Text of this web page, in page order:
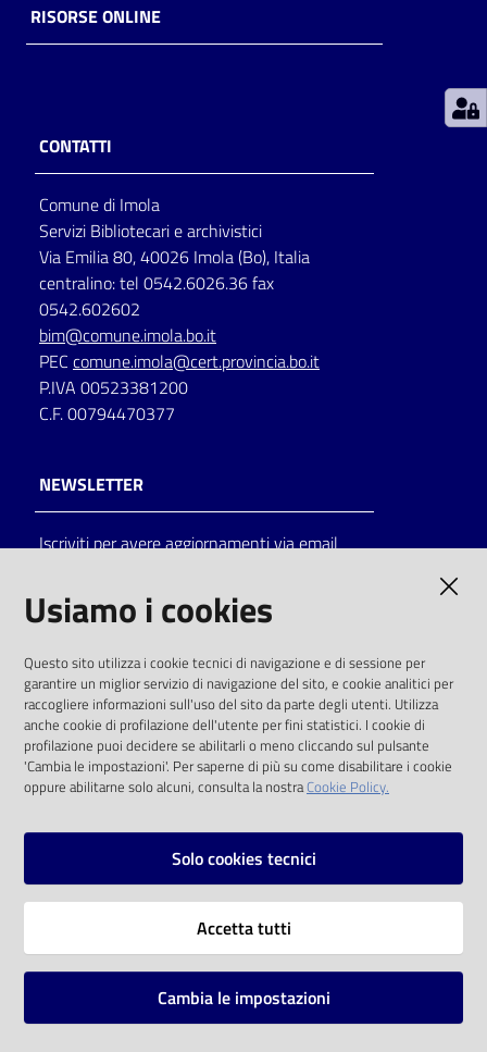
storico
per
lettura
Seguici
su
Catalogo
on line
Eventi
Chiedi al
bibliotecario
RISORSE ONLINE
CONTATTI
Comune di Imola
Servizi Bibliotecari e archivistici
Via Emilia 80, 40026 Imola (Bo), Italia
centralino: tel 0542.6026.36 fax
0542.602602
bim@comune.imola.bo.it
PEC comune.imola@cert.provincia.bo.it
P.IVA 00523381200
C.F. 00794470377
NEWSLETTER
Iscriviti per avere aggiornamenti via email
solo alle condizioni previste dalla direttiva
comunitaria 2003/98/CE e dal d.lgs. 36/2006
SOCIAL
Instagram
Vai alla pagina
Mappa del sito
Usiamo i cookies
Questo sito utilizza i cookie tecnici di navigazione e di sessione per
garantire un miglior servizio di navigazione del sito, e cookie analitici per
raccogliere informazioni sull'uso del sito da parte degli utenti. Utilizza
anche cookie di profilazione dell'utente per fini statistici. I cookie di
profilazione puoi decidere se abilitarli o meno cliccando sul pulsante
'Cambia le impostazioni'. Per saperne di più su come disabilitare i cookie
oppure abilitarne solo alcuni, consulta la nostraCookie Policy.
Solo cookies tecnici
Accetta tutti
Cambia le impostazioni